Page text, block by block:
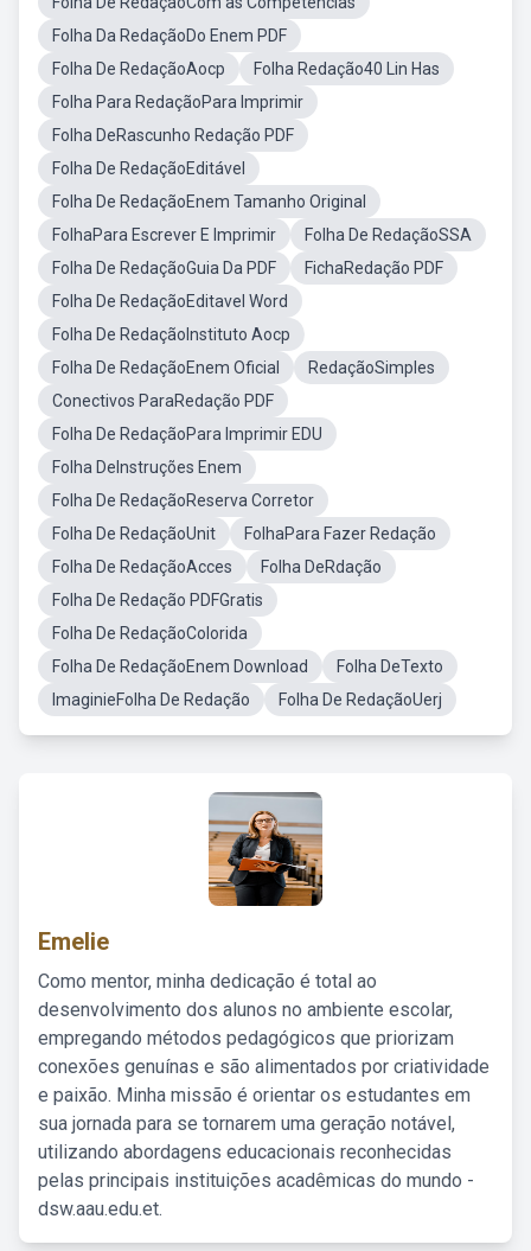
Folha Da RedaçãoDo Enem PDF
Folha De RedaçãoAocp
Folha Redação40 Lin Has
Folha Para RedaçãoPara Imprimir
Folha DeRascunho Redação PDF
Folha De RedaçãoEditável
Folha De RedaçãoEnem Tamanho Original
FolhaPara Escrever E Imprimir
Folha De RedaçãoSSA
Folha De RedaçãoGuia Da PDF
FichaRedação PDF
Folha De RedaçãoEditavel Word
Folha De RedaçãoInstituto Aocp
Folha De RedaçãoEnem Oficial
RedaçãoSimples
Conectivos ParaRedação PDF
Folha De RedaçãoPara Imprimir EDU
Folha DeInstruções Enem
Folha De RedaçãoReserva Corretor
Folha De RedaçãoUnit
FolhaPara Fazer Redação
Folha De RedaçãoAcces
Folha DeRdação
Folha De Redação PDFGratis
Folha De RedaçãoColorida
Folha De RedaçãoEnem Download
Folha DeTexto
ImaginieFolha De Redação
Folha De RedaçãoUerj
Emelie
Como mentor, minha dedicação é total ao
desenvolvimento dos alunos no ambiente escolar,
empregando métodos pedagógicos que priorizam
conexões genuínas e são alimentados por criatividade
e paixão. Minha missão é orientar os estudantes em
sua jornada para se tornarem uma geração notável,
utilizando abordagens educacionais reconhecidas
pelas principais instituições acadêmicas do mundo -
dsw.aau.edu.et.